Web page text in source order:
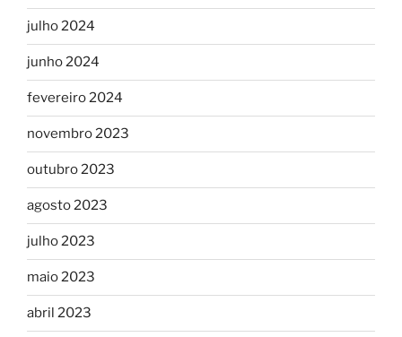
julho 2024
junho 2024
fevereiro 2024
novembro 2023
outubro 2023
agosto 2023
julho 2023
maio 2023
abril 2023